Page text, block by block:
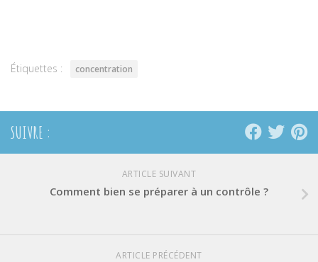
Étiquettes : concentration
SUIVRE :
ARTICLE SUIVANT
Comment bien se préparer à un contrôle ?
ARTICLE PRÉCÉDENT